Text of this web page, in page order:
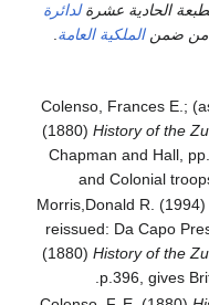
الحادية عشرةلدائرة
من ضمنالملكية العامة
Colenso, Frances E.;
(1880)History of the
Chapman and Hall,
and Colonial
Morris,Donald R. (1994)
reissued: Da Capo
(1880)History of the
p.396, gives